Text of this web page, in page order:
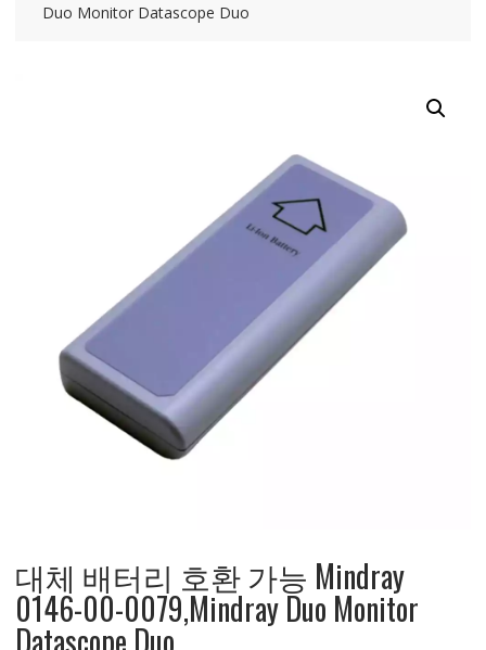
Duo Monitor Datascope Duo
대체 배터리 호환 가능 Mindray
0146-00-0079,Mindray Duo Monitor
Datascope Duo